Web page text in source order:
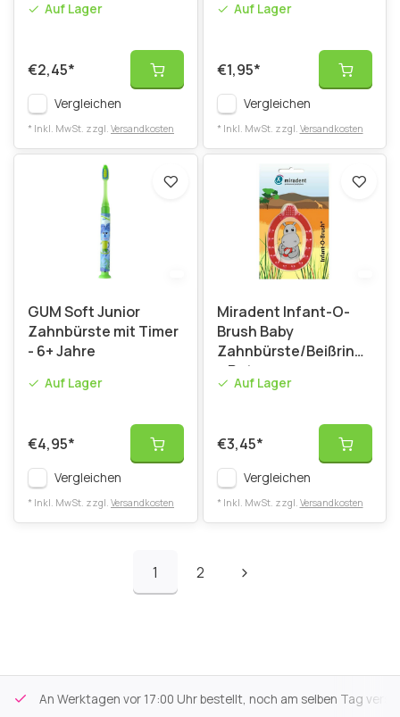
Auf Lager
€2,45*
Vergleichen
* Inkl. MwSt. zzgl. Versandkosten
Auf Lager
€1,95*
Vergleichen
* Inkl. MwSt. zzgl. Versandkosten
GUM Soft Junior
Zahnbürste mit Timer
- 6+ Jahre
Auf Lager
€4,95*
Vergleichen
* Inkl. MwSt. zzgl. Versandkosten
Miradent Infant-O-
Brush Baby
Zahnbürste/Beißring
– Rot
Auf Lager
€3,45*
Vergleichen
* Inkl. MwSt. zzgl. Versandkosten
1 2
An Werktagen vor 17:00 Uhr bestellt, noch am selben Tag